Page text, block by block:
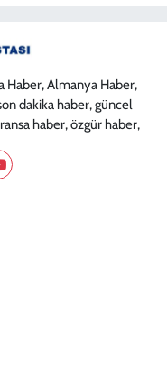
Haber, Almanya Haber,
dakika haber, güncel
haber, özgür haber,